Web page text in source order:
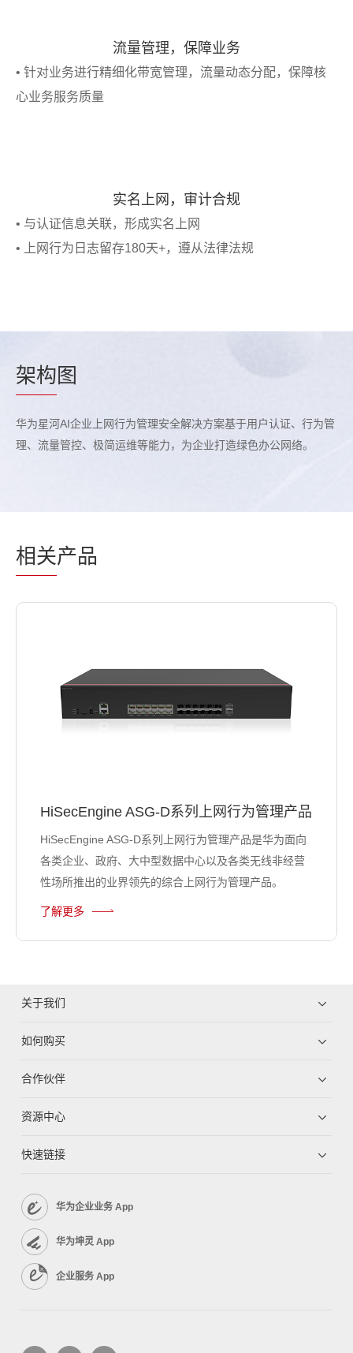
流量管理，保障业务
• 针对业务进行精细化带宽管理，流量动态分配，保障核
心业务服务质量
实名上网，审计合规
• 与认证信息关联，形成实名上网
• 上网行为日志留存180天+，遵从法律法规
架构图
华为星河AI企业上网行为管理安全解决方案基于用户认证、行为管
理、流量管控、极简运维等能力，为企业打造绿色办公网络。
相关产品
HiSecEngine ASG-D系列上网行为管理产品
HiSecEngine ASG-D系列上网行为管理产品是华为面向
各类企业、政府、大中型数据中心以及各类无线非经营
性场所推出的业界领先的综合上网行为管理产品。
了解更多
关于我们
如何购买
合作伙伴
资源中心
快速链接
华为企业业务 App
华为坤灵 App
企业服务 App